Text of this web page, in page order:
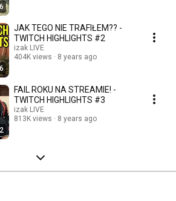
JAK TEGO NIE TRAFIŁEM?? -
TWITCH HIGHLIGHTS #2
izak LIVE
404K views
8 years ago
FAIL ROKU NA STREAMIE! -
TWITCH HIGHLIGHTS #3
izak LIVE
813K views
8 years ago